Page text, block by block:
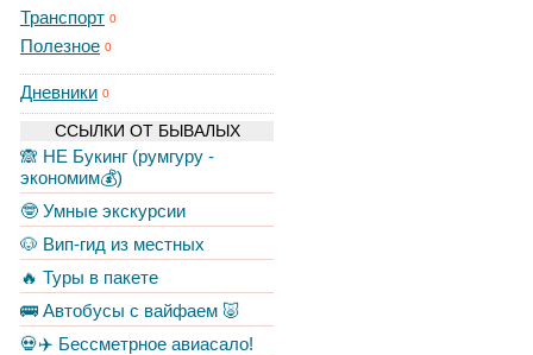
Транспорт 0
Полезное 0
Дневники 0
ССЫЛКИ ОТ БЫВАЛЫХ
🙈 НЕ Букинг (румгуру -
экономим💰)
🤓 Умные экскурсии
🐶 Вип-гид из местных
🔥 Туры в пакете
🚌 Автобусы с вайфаем 🐷
💀✈️ Бессметрное авиасало!